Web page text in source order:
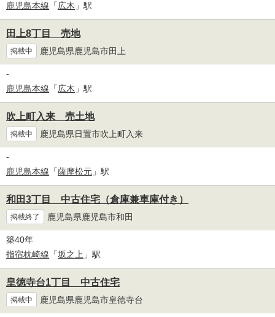
鹿児島本線 「広木 」駅
田上8丁目 売地
掲載中 鹿児島県鹿児島市田上
-
鹿児島本線 「広木 」駅
吹上町入来 売土地
掲載中 鹿児島県日置市吹上町入来
-
鹿児島本線 「薩摩松元 」駅
和田3丁目 中古住宅（倉庫兼車庫付き）
掲載終了 鹿児島県鹿児島市和田
築40年
指宿枕崎線 「坂之上 」駅
皇徳寺台1丁目 中古住宅
掲載中 鹿児島県鹿児島市皇徳寺台